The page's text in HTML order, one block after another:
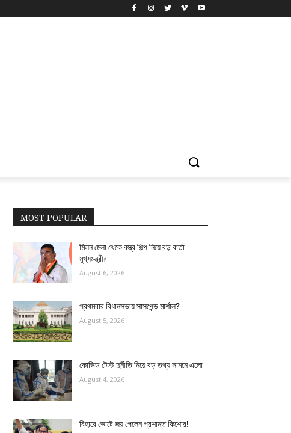
MOST POPULAR
মিলন মেলা থেকে বস্ত্র শিল্প নিয়ে বড় বার্তা
মুখ্যমন্ত্রীর
August 6, 2026
প্রথমবার বিধানসভায় সাসপেন্ড মার্শাল?
August 5, 2026
কোভিড টেস্ট দুর্নীতি নিয়ে বড় তথ্য সামনে এলো
August 4, 2026
বিহারে ভোটে জয় পেলেন প্রশান্ত কিশোর!